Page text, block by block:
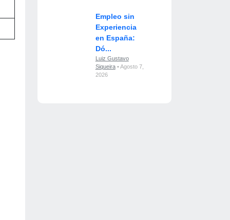
Empleo sin
Experiencia
en España:
Dó...
Luiz Gustavo
Siqueira• Agosto 7,
2026